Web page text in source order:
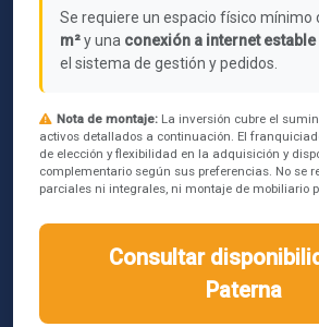
Se requiere un espacio físico mínimo
m²y una conexión a internet estable
el sistema de gestión y pedidos.
Nota de montaje: La inversión cubre el
activos detallados a continuación. El
de elección y flexibilidad en la adquisición y
complementario según sus preferencias. No se
parciales ni integrales, ni montaje de mobiliario
Consultar
Paterna